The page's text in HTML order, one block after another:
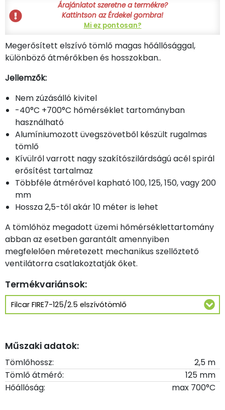
Árajánlatot szeretne a termékre?
Kattintson az Érdekel gombra!
Mi ez pontosan?
Megerősített elszívó tömlő magas hőállósággal,
különböző átmérőkben és hosszokban..
Jellemzők:
Nem zúzásálló kivitel
-40°C +700°C hőmérséklet tartományban
használható
Alumíniumozott üvegszövetből készült rugalmas
tömlő
Kívülről varrott nagy szakítószilárdságú acél spirál
erősítést tartalmaz
Többféle átmérővel kapható 100, 125, 150, vagy 200
mm
Hossza 2,5-től akár 10 méter is lehet
A tömlőhöz megadott üzemi hőmérséklettartomány
abban az esetben garantált amennyiben
megfelelően méretezett mechanikus szellőztető
ventilátorra csatlakoztatják őket.
Termékvariánsok:
Műszaki adatok:
Tömlőhossz:
2,5 m
Tömlő átmérő:
125 mm
Hőállóság:
max 700°C